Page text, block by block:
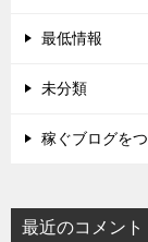
最低情報
未分類
稼ぐブログを
最近のコメント